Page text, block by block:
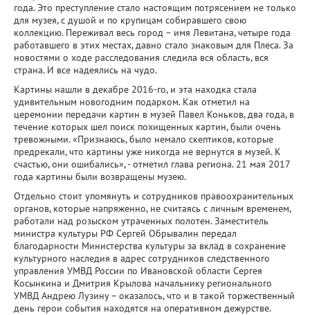
года. Это преступление стало настоящим потрясением не только
для музея, с душой и по крупицам собиравшего свою
коллекцию. Переживал весь город – имя Левитана, четыре года
работавшего в этих местах, давно стало знаковым для Плеса. За
новостями о ходе расследования следила вся область, вся
страна. И все надеялись на чудо.
Картины нашли в декабре 2016-го, и эта находка стала
удивительным новогодним подарком. Как отметил на
церемонии передачи картин в музей Павел Коньков, два года, в
течение которых шел поиск похищенных картин, были очень
тревожными. «Признаюсь, было немало скептиков, которые
предрекали, что картины уже никогда не вернутся в музей. К
счастью, они ошибались», - отметил глава региона. 21 мая 2017
года картины были возвращены музею.
Отдельно стоит упомянуть и сотрудников правоохранительных
органов, которые напряженно, не считаясь с личным временем,
работали над розыском утраченных полотен. Заместитель
министра культуры РФ Сергей Обрывалин передал
благодарности Министерства культуры за вклад в сохранение
культурного наследия в адрес сотрудников следственного
управления УМВД России по Ивановской области Сергея
Косынкина и Дмитрия Крылова начальнику регионального
УМВД Андрею Лузину – оказалось, что и в такой торжественный
день герои события находятся на оперативном дежурстве.